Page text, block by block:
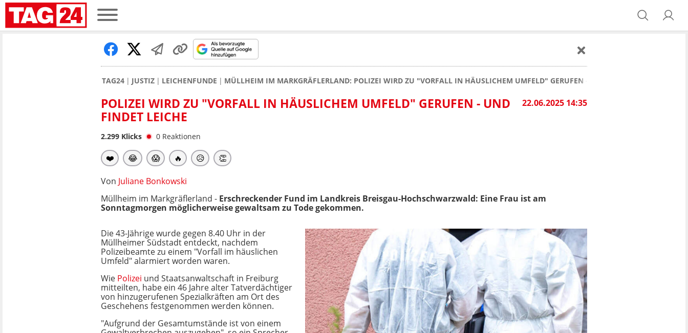
TAG24 JUSTIZ LEICHENFUNDE MÜLLHEIM IM MARKGRÄFLERLAND: POLIZEI WIRD ZU "VORFALL IN HÄUSLICHEM UMFELD" GERUFEN - UND FINDET LEICHE
22.06.2025 14:35
POLIZEI WIRD ZU "VORFALL IN HÄUSLICHEM UMFELD" GERUFEN - UND
FINDET LEICHE
2.299 Klicks 0 Reaktionen
❤️ 😂 😱 🔥 😥 👏
Von Juliane Bonkowski
Müllheim im Markgräflerland - Erschreckender Fund im Landkreis Breisgau-Hochschwarzwald: Eine Frau ist am
Sonntagmorgen möglicherweise gewaltsam zu Tode gekommen.
Die 43-Jährige wurde gegen 8.40 Uhr in der
Müllheimer Südstadt entdeckt, nachdem
Polizeibeamte zu einem "Vorfall im häuslichen
Umfeld" alarmiert worden waren.
Wie Polizei und Staatsanwaltschaft in Freiburg
mitteilten, habe ein 46 Jahre alter Tatverdächtiger
von hinzugerufenen Spezialkräften am Ort des
Geschehens festgenommen werden können.
"Aufgrund der Gesamtumstände ist von einem